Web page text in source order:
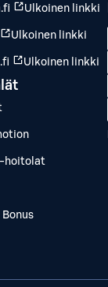
Ulkoinen linkki
Ulkoinen linkki
Ulkoinen linkki
-hoitolat